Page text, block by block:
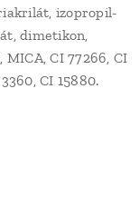
izopropil-
dimetikon,
CI 77266, CI
CI 15880.